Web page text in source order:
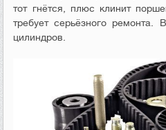
тот гнётся, плюс клинит
требует серьёзного ремонта.
цилиндров.